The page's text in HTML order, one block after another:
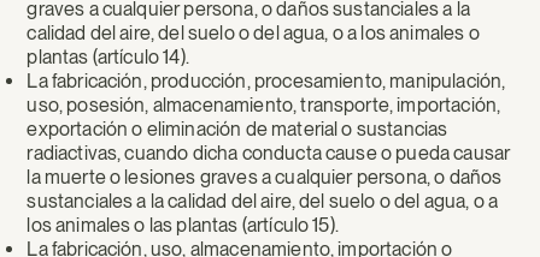
graves a cualquier persona, o daños sustanciales a la
calidad del aire, del suelo o del agua, o a los animales o
plantas (artículo 14).
La fabricación, producción, procesamiento, manipulación,
uso, posesión, almacenamiento, transporte, importación,
exportación o eliminación de material o sustancias
radiactivas, cuando dicha conducta cause o pueda causar
la muerte o lesiones graves a cualquier persona, o daños
sustanciales a la calidad del aire, del suelo o del agua, o a
los animales o las plantas (artículo 15).
La fabricación, uso, almacenamiento, importación o